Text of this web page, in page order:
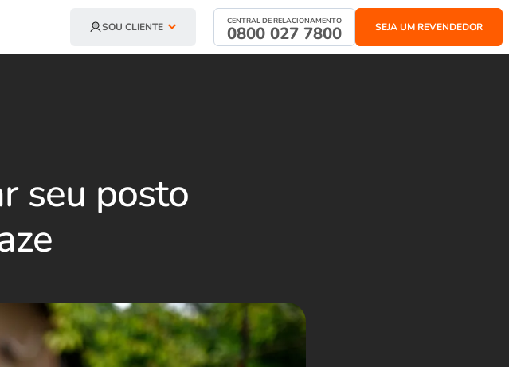
SOU CLIENTE CENTRAL DE RELACIONAMENTO
0800 027 7800 SEJA UM REVENDEDOR
seu posto